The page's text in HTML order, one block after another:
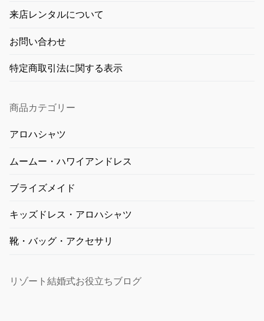
来店レンタルについて
お問い合わせ
特定商取引法に関する表示
商品カテゴリー
アロハシャツ
ムームー・ハワイアンドレス
ブライズメイド
キッズドレス・アロハシャツ
靴・バッグ・アクセサリ
リゾート結婚式お役立ちブログ